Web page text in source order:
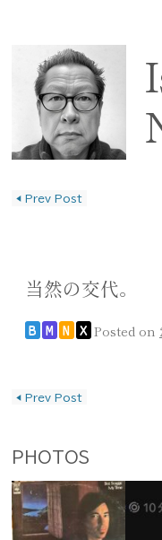
◀ Prev Post
当然の交代。
B M N X Posted on
◀ Prev Post
PHOTOS